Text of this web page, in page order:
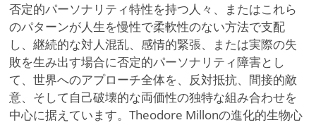
否定的パーソナリティ特性を持つ人々、またはこれら
のパターンが人生を慢性で柔軟性のない方法で支配
し、継続的な対人混乱、感情的緊張、または実際の失
敗を生み出す場合に否定的パーソナリティ障害とし
て、世界へのアプローチ全体を、反対抵抗、間接的敵
意、そして自己破壊的な両価性の独特な組み合わせを
中心に据えています。Theodore Millonの進化的生物心